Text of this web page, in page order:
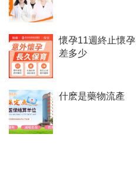
懷孕11週終止懷
差多少
什麽是藥物流產